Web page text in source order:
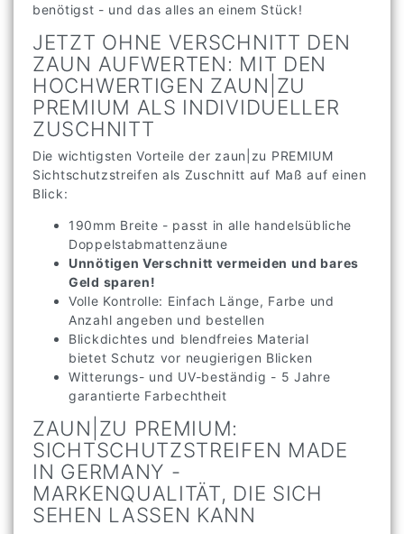
benötigst - und das alles an einem Stück!
JETZT OHNE VERSCHNITT DEN
ZAUN AUFWERTEN: MIT DEN
HOCHWERTIGEN ZAUN|ZU
PREMIUM ALS INDIVIDUELLER
ZUSCHNITT
Die wichtigsten Vorteile der zaun|zu PREMIUM
Sichtschutzstreifen als Zuschnitt auf Maß auf einen
Blick:
190mm Breite - passt in alle handelsübliche
Doppelstabmattenzäune
Unnötigen Verschnitt vermeiden und bares
Geld sparen!
Volle Kontrolle: Einfach Länge, Farbe und
Anzahl angeben und bestellen
Blickdichtes und blendfreies Material
bietet Schutz vor neugierigen Blicken
Witterungs- und UV-beständig - 5 Jahre
garantierte Farbechtheit
ZAUN|ZU PREMIUM:
SICHTSCHUTZSTREIFEN MADE
IN GERMANY -
MARKENQUALITÄT, DIE SICH
SEHEN LASSEN KANN